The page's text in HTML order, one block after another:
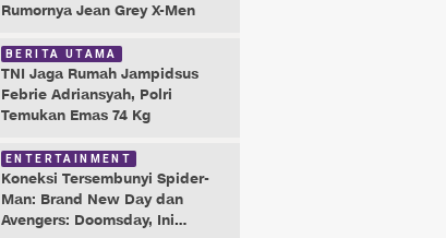
Rumornya Jean Grey X-Men
BERITA UTAMA
TNI Jaga Rumah Jampidsus
Febrie Adriansyah, Polri
Temukan Emas 74 Kg
ENTERTAINMENT
Koneksi Tersembunyi Spider-
Man: Brand New Day dan
Avengers: Doomsday, Ini